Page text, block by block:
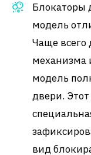
Блокаторы
модель
Чаще всего
механизма
модель
двери.
вид